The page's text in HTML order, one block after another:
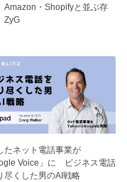
Amazon・Shopifyと並ぶ存
たネット電話事業が
Voice」に ビジネス電話
尽くした男のAI戦略